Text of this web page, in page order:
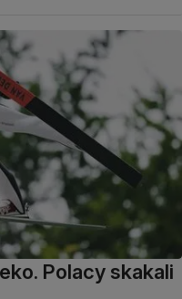
Polacy skakali